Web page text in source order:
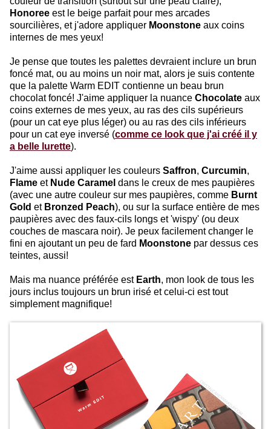
Honoree est le beige parfait pour mes arcades
sourcilières, et j'adore appliquer Moonstone aux coins
internes de mes yeux!
Je pense que toutes les palettes devraient inclure un brun
foncé mat, ou au moins un noir mat, alors je suis contente
que la palette Warm EDIT contienne un beau brun
chocolat foncé! J'aime appliquer la nuance Chocolate aux
coins externes de mes yeux, au ras des cils supérieurs
(pour un cat eye plus léger) ou au ras des cils inférieurs
pour un cat eye inversé (comme ce look que j'ai créé il y
a belle lurette).
J'aime aussi appliquer les couleurs Saffron, Curcumin,
Flame et Nude Caramel dans le creux de mes paupières
(avec une autre couleur sur mes paupières, comme Burnt
Gold et Bronzed Peach), ou sur la surface entière de mes
paupières avec des faux-cils longs et 'wispy' (ou deux
couches de mascara noir). Je peux facilement changer le
fini en ajoutant un peu de fard Moonstone par dessus ces
teintes, aussi!
Mais ma nuance préférée est Earth, mon look de tous les
jours inclus toujours un brun irisé et celui-ci est tout
simplement magnifique!